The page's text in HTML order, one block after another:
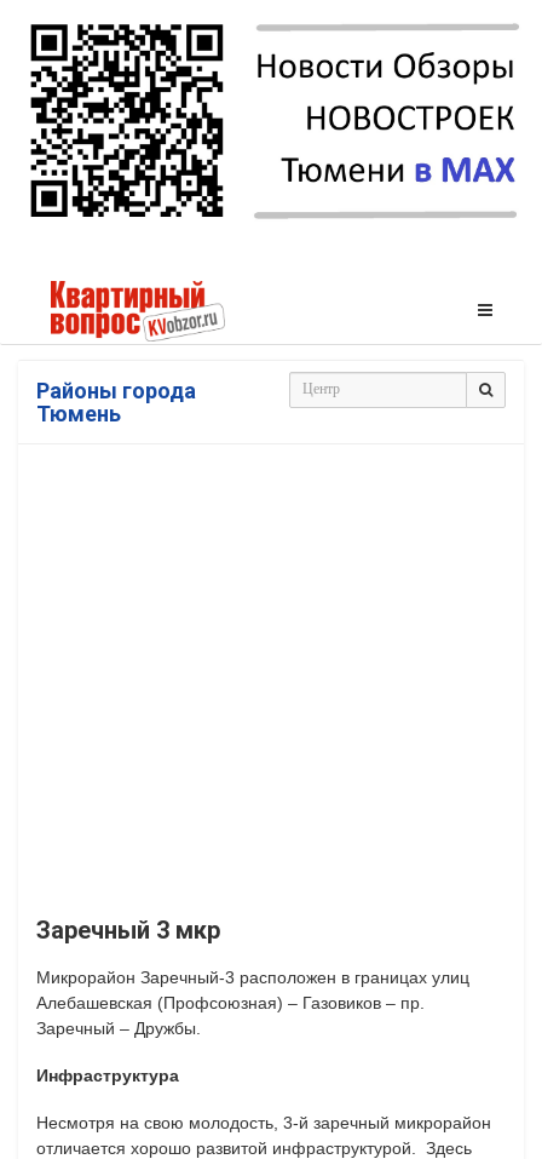
Районы города
Тюмень
Заречный 3 мкр
Микрорайон Заречный-3 расположен в границах улиц
Алебашевская (Профсоюзная) – Газовиков – пр.
Заречный – Дружбы.
Инфраструктура
Несмотря на свою молодость, 3-й заречный микрорайон
отличается хорошо развитой инфраструктурой. Здесь